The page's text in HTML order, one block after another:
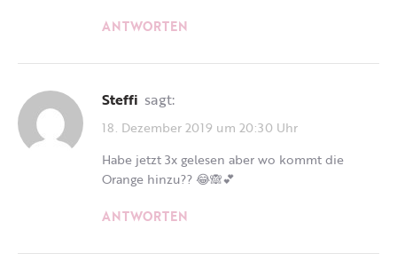
ANTWORTEN
Steffi sagt:
18. Dezember 2019 um 20:30 Uhr
Habe jetzt 3x gelesen aber wo kommt die
Orange hinzu?? 😂🙈💕
ANTWORTEN